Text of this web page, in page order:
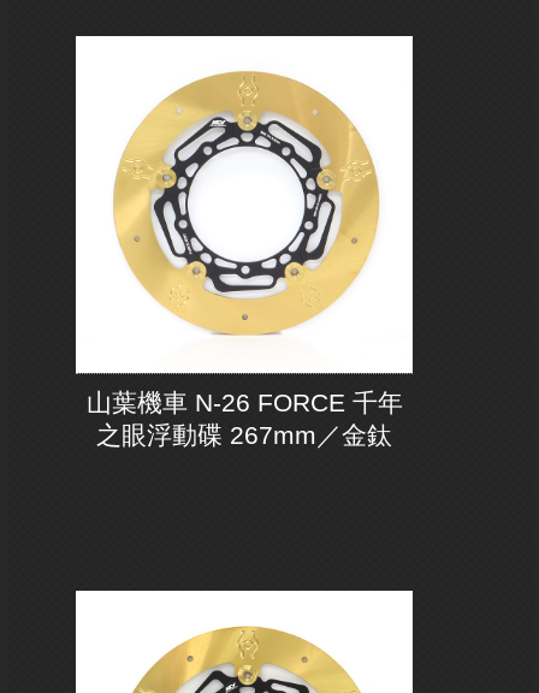
山葉機車 N-26 FORCE 千年
之眼浮動碟 267mm／金鈦